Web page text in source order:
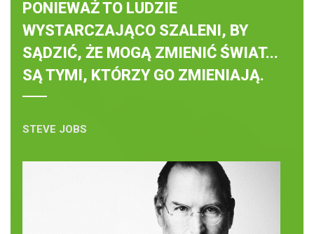
PONIEWAŻ TO LUDZIE
WYSTARCZAJĄCO SZALENI, BY
SĄDZIĆ, ŻE MOGĄ ZMIENIĆ ŚWIAT...
SĄ TYMI, KTÓRZY GO ZMIENIAJĄ.
STEVE JOBS